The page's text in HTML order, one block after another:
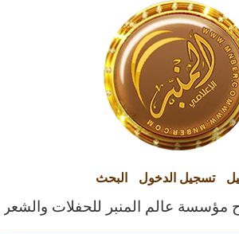
تسجيل الدخول البحث
مؤسسة عالم المنبر للحفلات